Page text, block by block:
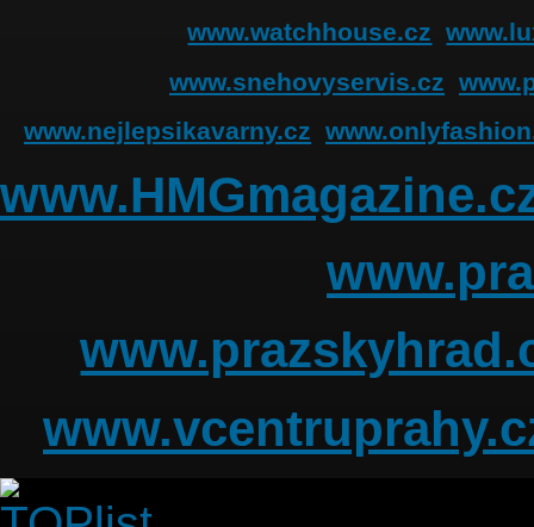
www.watchhouse.cz
www.snehovyservis.cz
www.nejlepsikavarny.cz